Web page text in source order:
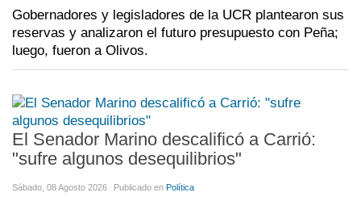
Gobernadores y legisladores de la UCR plantearon sus
reservas y analizaron el futuro presupuesto con Peña;
luego, fueron a Olivos.
El Senador Marino descalificó a Carrió:
"sufre algunos desequilibrios"
Sábado, 08 Agosto 2026 Publicado en Política